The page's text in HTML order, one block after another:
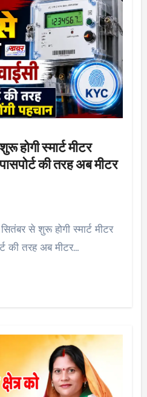
होगी स्मार्ट मीटर
की तरह अब मीटर
की तरह अब मीटर…